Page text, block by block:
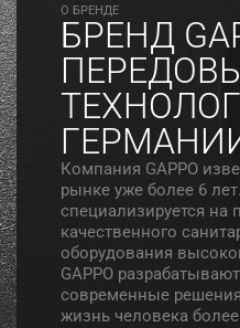
O БРЕНДЕ
БРЕНД
Компания GAPPO
рынке уже более 6
специализируется на
качественного
оборудования
GAPPO
современные
жизнь человека